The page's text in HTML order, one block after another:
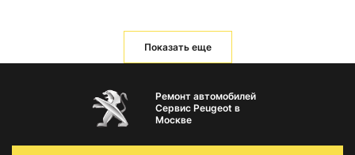
Показать еще
Ремонт автомобилей
Сервис Peugeot в
Москве